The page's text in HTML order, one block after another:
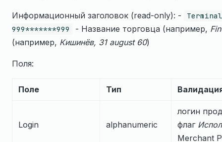
Информационный заголовок (read-only): -
999*******999
- Название торговца (например,
(например, Кишинёв, 31 august 60)
Поля:
Поле Тип
Login alphanumeric
логин
флаг
Merchant